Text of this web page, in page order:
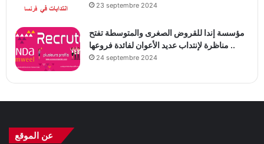
23 septembre 2024
مؤسسة إندا للقروض الصغرى والمتوسطة تفتح
مناظرة لإنتداب عديد الأعوان لفائدة فروعها ..
24 septembre 2024
عن الموقع